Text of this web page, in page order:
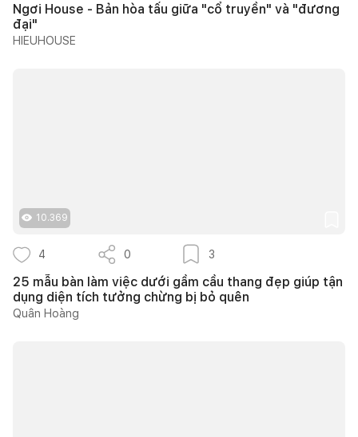
Ngơi House - Bản hòa tấu giữa "cổ truyền" và "đương
đại"
HIEUHOUSE
10.369
4 0 3
25 mẫu bàn làm việc dưới gầm cầu thang đẹp giúp tận
dụng diện tích tưởng chừng bị bỏ quên
Quân Hoàng